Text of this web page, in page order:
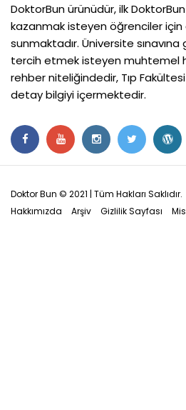
DoktorBun ürünüdür, ilk
kazanmak isteyen öğrenciler için
sunmaktadır. Üniversite sınavına
tercih etmek isteyen muhtemel
rehber niteliğindedir, Tıp
detay bilgiyi içermektedir.
Doktor Bun © 2021 | Tüm Hakları Saklıdır.
Hakkımızda
Arşiv Gizlilik Sayfası